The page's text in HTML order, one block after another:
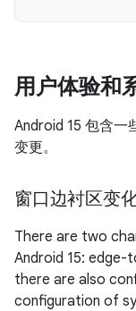
用户体验和
Android 15 包含一
变更。
窗口边衬区变
There are two
Android 15:
there are also
configuration of